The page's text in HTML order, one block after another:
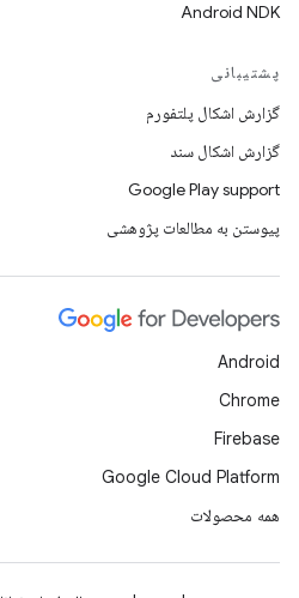
Android NDK
پشتیبانی
گزارش اشکال پلتفورم
گزارش اشکال سند
Google Play support
پیوستن به مطالعات پژوهشی
Android
Chrome
Firebase
Google Cloud Platform
همه محصولات